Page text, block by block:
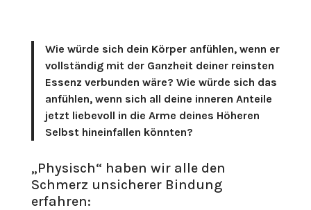
Wie würde sich dein Körper anfühlen, wenn er
vollständig mit der Ganzheit deiner reinsten
Essenz verbunden wäre? Wie würde sich das
anfühlen, wenn sich all deine inneren Anteile
jetzt liebevoll in die Arme deines Höheren
Selbst hineinfallen könnten?
„Physisch“ haben wir alle den
Schmerz unsicherer Bindung
erfahren: